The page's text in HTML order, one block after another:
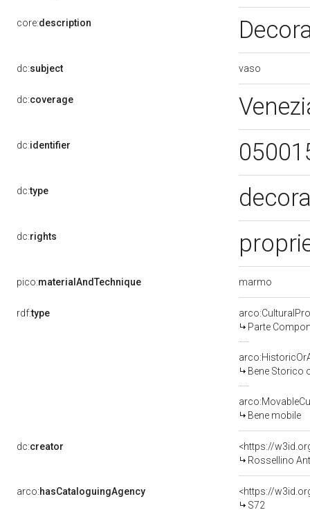
core:description
dc:subject vaso
dc:coverage
dc:identifier
dc:type
dc:rights
pico:materialAndTechnique marmo
rdf:type
Parte
Bene Storico
Bene mobile
dc:creator
<https://
Rossellino
arco:hasCataloguingAgency
<https://
S72